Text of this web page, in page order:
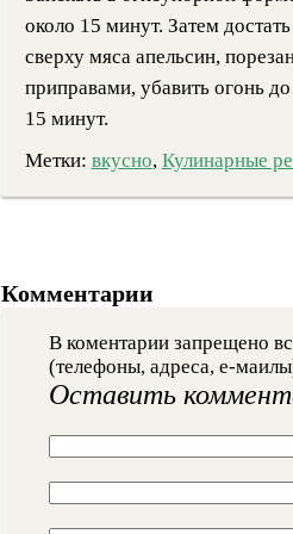
около 15 минут. Затем
сверху мяса апельсин,
приправами, убавить огонь
15 минут.
Метки: вкусно, Кулинарные
Комментарии
В коментарии запрещено
(телефоны, адреса, е-
Оставить